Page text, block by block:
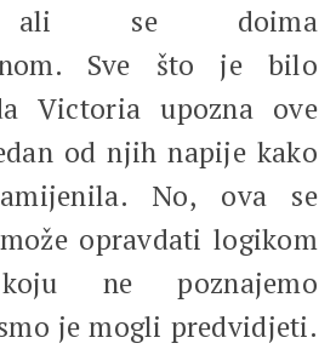
ali se doima
Sve što je bilo
Victoria upozna ove
od njih napije kako
No, ova se
opravdati logikom
ne poznajemo
je mogli predvidjeti.